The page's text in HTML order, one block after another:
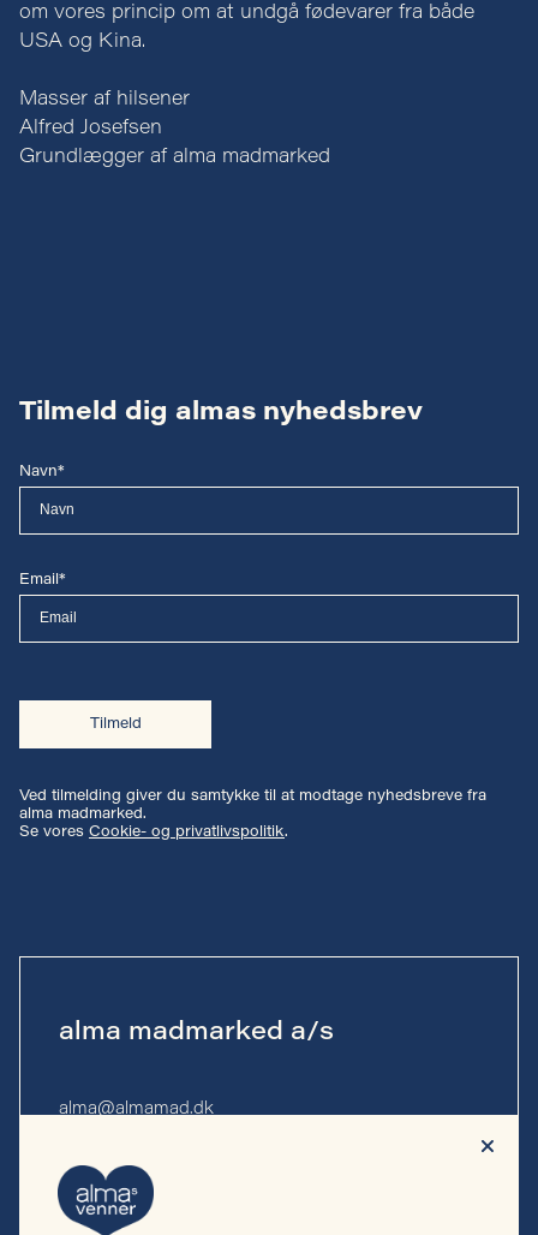
om vores princip om at undgå fødevarer fra både
USA og Kina.
Masser af hilsener
Alfred Josefsen
Grundlægger af alma madmarked
Tilmeld dig almas nyhedsbrev
Navn*
Email*
Tilmeld
Ved tilmelding giver du samtykke til at modtage nyhedsbreve fra
alma madmarked.
Se vores Cookie- og privatlivspolitik.
alma madmarked a/s
alma@almamad.dk
CVR-nr. 44 89 27 23